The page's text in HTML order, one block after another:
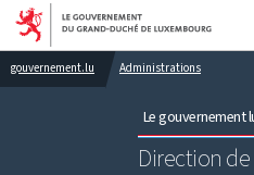
Aller au
Aller au
gouvernement.lu Administrations
Le gouvernement
Direction